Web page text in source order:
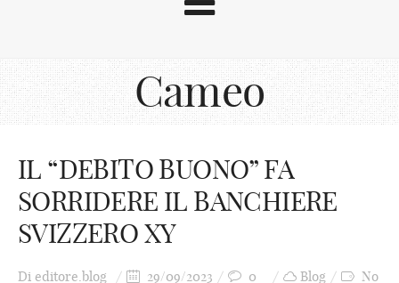
Cameo
IL “DEBITO BUONO” FA
SORRIDERE IL BANCHIERE
SVIZZERO XY
Di editore.blog 29/09/2023 0 Blog
No